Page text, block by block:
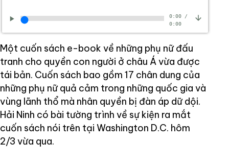
0:00/
0:00
Một cuốn sách e-book về những phụ nữ đấu
tranh cho quyền con người ở châu Á vừa được
tái bản. Cuốn sách bao gồm 17 chân dung của
những phụ nữ quả cảm trong những quốc gia và
vùng lãnh thổ mà nhân quyền bị đàn áp dữ dội.
Hải Ninh có bài tường trình về sự kiện ra mắt
cuốn sách nói trên tại Washington D.C. hôm
2/3 vừa qua.